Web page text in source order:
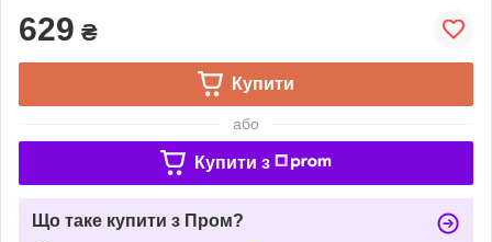
629 ₴
Купити
або
Купити з
Що таке купити з Пром?